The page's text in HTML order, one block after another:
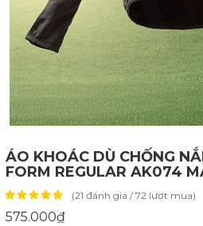
ÁO KHOÁC DÙ CHỐNG
FORM REGULAR AK074
(21 đánh giá / 72 lượt mua)
575.000₫